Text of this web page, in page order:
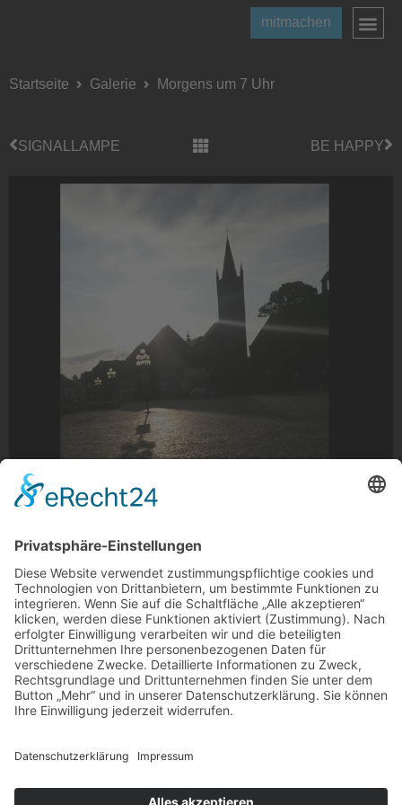
mitmachen
Startseite Galerie Morgens um 7 Uhr
SIGNALLAMPE BE HAPPY
Morgens um 7 Uhr
Morgens um 7 Uhr am Kapuzinerplatz, Gladbach
Foto: marymaryze via Instagram